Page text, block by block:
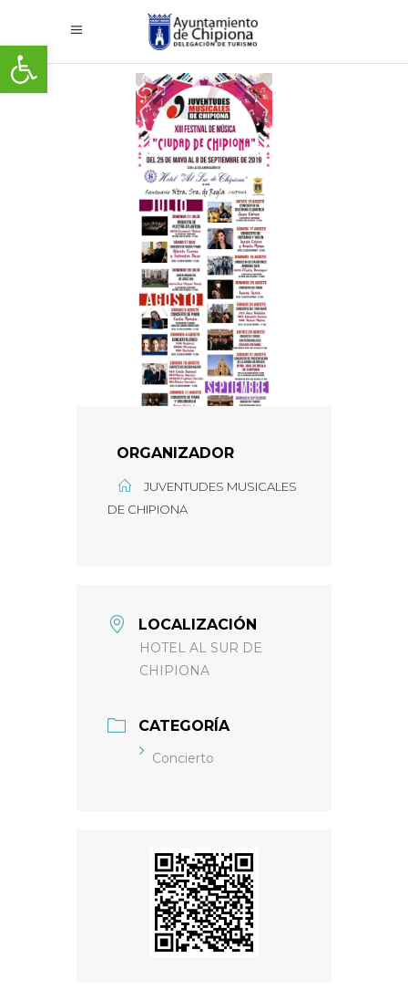
Abrir barra de herramientas
ORGANIZADOR
JUVENTUDES MUSICALES
DE CHIPIONA
LOCALIZACIÓN
HOTEL AL SUR DE
CHIPIONA
CATEGORÍA
Concierto